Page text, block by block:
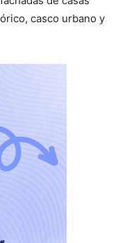
casco urbano y